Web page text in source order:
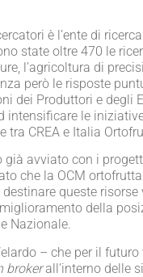
è l’ente di
state oltre 470 le
l’agricoltura di
però le risposte
dei Produttori e
intensificare le
CREA e Italia
avviato con i
che la OCM
queste
della
Nazionale.
– che per il
brokerall’interno delle